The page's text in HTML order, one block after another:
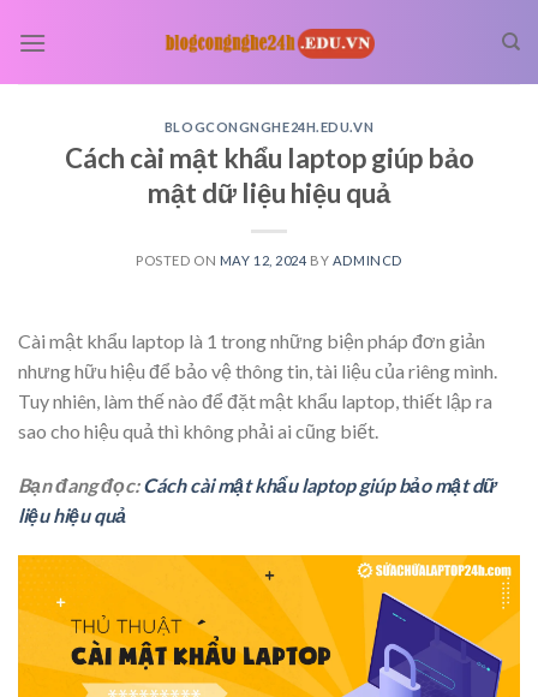
BLOGCONGNGHE24H.EDU.VN
Cách cài mật khẩu laptop giúp bảo
mật dữ liệu hiệu quả
POSTED ON MAY 12, 2024 BY ADMINCD
Cài mật khẩu laptop là 1 trong những biện pháp đơn giản
nhưng hữu hiệu để bảo vệ thông tin, tài liệu của riêng mình.
Tuy nhiên, làm thế nào để đặt mật khẩu laptop, thiết lập ra
sao cho hiệu quả thì không phải ai cũng biết.
Bạn đang đọc:Cách cài mật khẩu laptop giúp bảo mật dữ
liệu hiệu quả